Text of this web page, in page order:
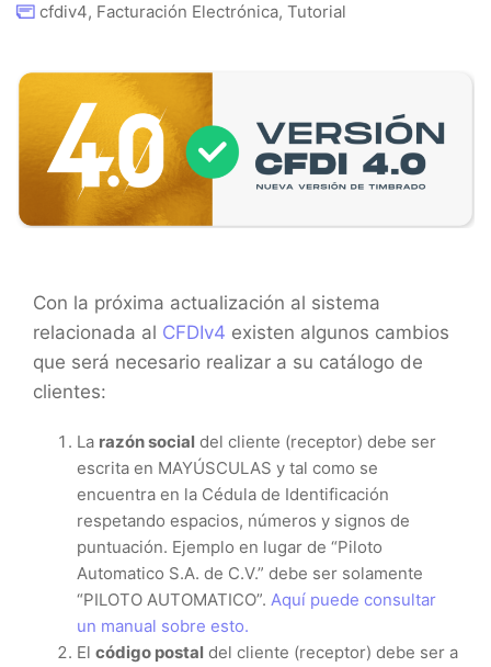
cfdiv4, Facturación Electrónica, Tutorial
Con la próxima actualización al sistema
relacionada al CFDIv4 existen algunos cambios
que será necesario realizar a su catálogo de
clientes:
La razón social del cliente (receptor) debe ser
escrita en MAYÚSCULAS y tal como se
encuentra en la Cédula de Identificación
respetando espacios, números y signos de
puntuación. Ejemplo en lugar de “Piloto
Automatico S.A. de C.V.” debe ser solamente
“PILOTO AUTOMATICO”. Aquí puede consultar
un manual sobre esto.
El código postal del cliente (receptor) debe ser a